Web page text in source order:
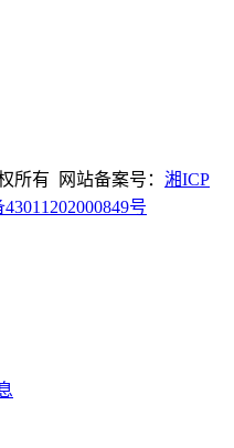
所有 网站备案号： 湘ICP
号